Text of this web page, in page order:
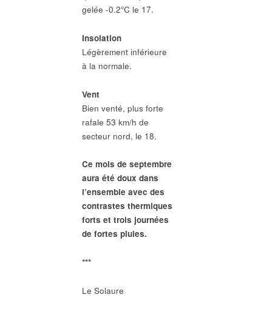
gelée -0.2°C le 17.
Insolation
Légèrement inférieure
à la normale.
Vent
Bien venté, plus forte
rafale 53 km/h de
secteur nord, le 18.
Ce mois de septembre
aura été doux dans
l’ensemble avec des
contrastes thermiques
forts et trois journées
de fortes pluies.
***
Le Solaure